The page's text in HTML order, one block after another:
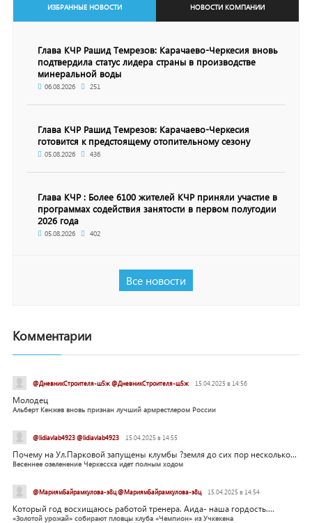
ИЗБРАННЫЕ НОВОСТИ НОВОСТИ КОМПАНИИ
Глава КЧР Рашид Темрезов: Карачаево-Черкесия вновь
подтвердила статус лидера страны в производстве
минеральной воды
06.08.2026 251
Глава КЧР Рашид Темрезов: Карачаево-Черкесия
готовится к предстоящему отопительному сезону
05.08.2026 436
Глава КЧР : Более 6100 жителей КЧР приняли участие в
программах содействия занятости в первом полугодии
2026 года
05.08.2026 402
Все новости
Комментарии
@ДневникСтроителя-ш5ж @ДневникСтроителя-ш5ж 15.04.2025 в 14:56
Молодец
Альберт Кенжев вновь признан лучший армрестлером России
@lidiavlab4923 @lidiavlab4923 15.04.2025 в 14:55
Почему на Ул.Парковой запущены клумбы ?земля до сих пор несколько...
Весеннее озеленение Черкесска идет полным ходом
@МариямБайрамкулова-э8ц @МариямБайрамкулова-э8ц 15.04.2025 в 14:54
Который год восхищаюсь работой тренера. Аида- наша гордость....
«Золотой урожай» собирают пловцы клуба «Чемпион» из Учкекена